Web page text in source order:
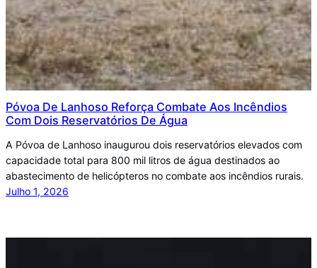
Póvoa De Lanhoso Reforça Combate Aos Incêndios
Com Dois Reservatórios De Água
A Póvoa de Lanhoso inaugurou dois reservatórios elevados com
capacidade total para 800 mil litros de água destinados ao
abastecimento de helicópteros no combate aos incêndios rurais.
Julho 1, 2026